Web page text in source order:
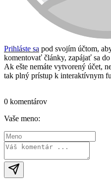
Prihláste sa pod svojím účtom,
komentovať články, zapájať sa
Ak ešte nemáte vytvorený účet,
tak plný prístup k interaktívnym
0 komentárov
Vaše meno: